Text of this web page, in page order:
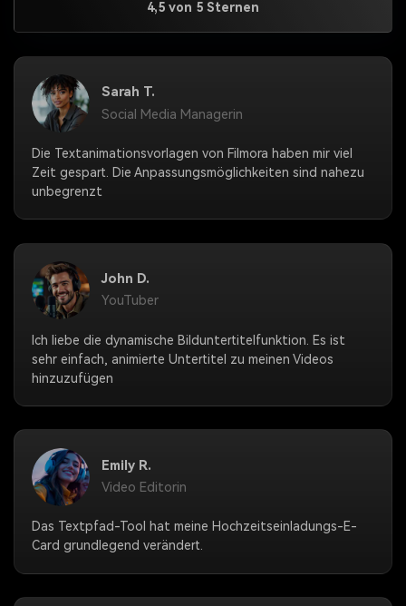
4,5 von 5 Sternen
Sarah T.
Social Media Managerin
Die Textanimationsvorlagen von Filmora haben mir viel
Zeit gespart. Die Anpassungsmöglichkeiten sind nahezu
unbegrenzt
John D.
YouTuber
Ich liebe die dynamische Bilduntertitelfunktion. Es ist
sehr einfach, animierte Untertitel zu meinen Videos
hinzuzufügen
Emily R.
Video Editorin
Das Textpfad-Tool hat meine Hochzeitseinladungs-E-
Card grundlegend verändert.